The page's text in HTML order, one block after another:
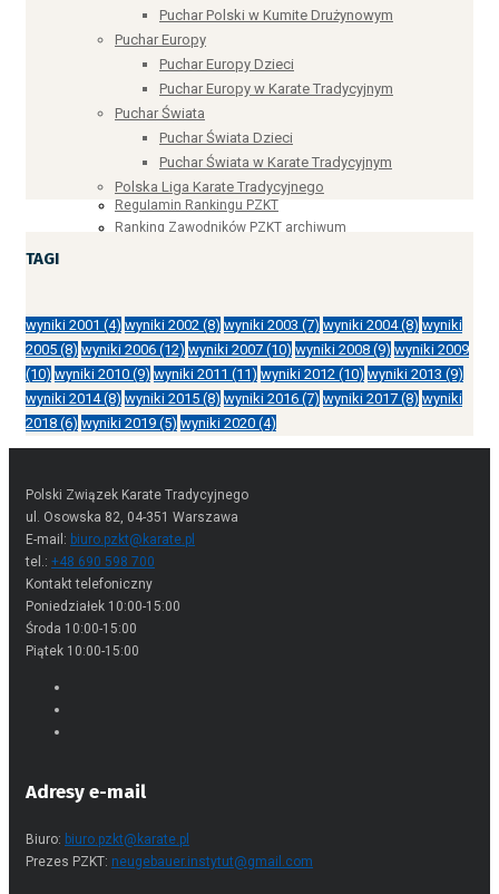
Puchar Świata
Puchar Świata Dzieci
Puchar Świata w Karate Tradycyjnym
Polska Liga Karate Tradycyjnego
Sportdata archiwum
Turniej Generator
Ranking PZKT
Ranking Zawodników PZKT
Regulamin Rankingu PZKT
Ranking Zawodników PZKT archiwum
Juniorzy młodsi
Kontakt
Turniej Generator
Puchar Polski w Kumite Drużynowym
Puchar Europy
Puchar Europy Dzieci
Puchar Europy w Karate Tradycyjnym
Puchar Świata
Puchar Świata Dzieci
Puchar Świata w Karate Tradycyjnym
Polska Liga Karate Tradycyjnego
TAGI
wyniki 2001 (4) wyniki 2002 (8) wyniki 2003 (7) wyniki 2004(8) wyniki
2005 (8) wyniki 2006 (12) wyniki 2007 (10) wyniki 2008 (9) wyniki 2009
(10) wyniki 2010 (9) wyniki 2011 (11) wyniki 2012 (10) wyniki 2013 (9)
wyniki 2014(8) wyniki 2015 (8) wyniki 2016 (7) wyniki 2017 (8) wyniki
2018 (6) wyniki 2019 (5) wyniki 2020 (4)
Polski Związek Karate Tradycyjnego
ul. Osowska 82, 04-351 Warszawa
E-mail: biuro.pzkt@karate.pl
tel.: +48 690 598 700
Kontakt telefoniczny
Poniedziałek 10:00-15:00
Środa 10:00-15:00
Piątek 10:00-15:00
Adresy e-mail
Biuro: biuro.pzkt@karate.pl
Prezes PZKT: neugebauer.instytut@gmail.com